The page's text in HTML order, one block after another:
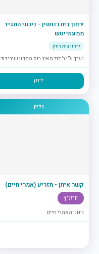
ירחון בית רוזשין - ניגוני המגיד
ממעזריטש
ירחון בית רוזין
נערך ע”י ר’ דוד מאיר רוס ממכון שירי דוד
לינק
גליון
קשר איתן - תזריע (אמרי חיים)
וויזניץ
ניגוני האמרי חיים